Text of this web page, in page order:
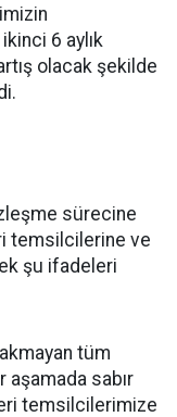
6 aylık
olacak şekilde
sürecine
temsilcilerine ve
şu ifadeleri
tüm
sabır
temsilcilerimize